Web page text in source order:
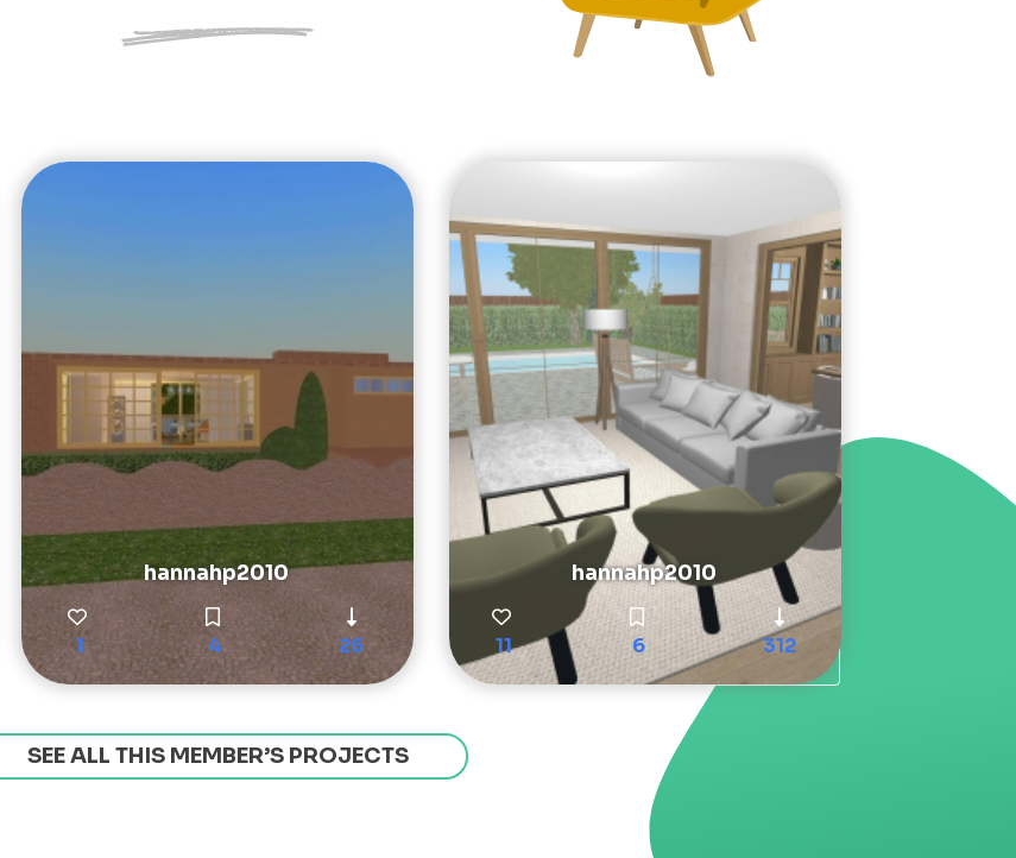
hannahp2010
1 4 26
hannahp2010
11 6 312
SEE ALL THIS MEMBER’S PROJECTS